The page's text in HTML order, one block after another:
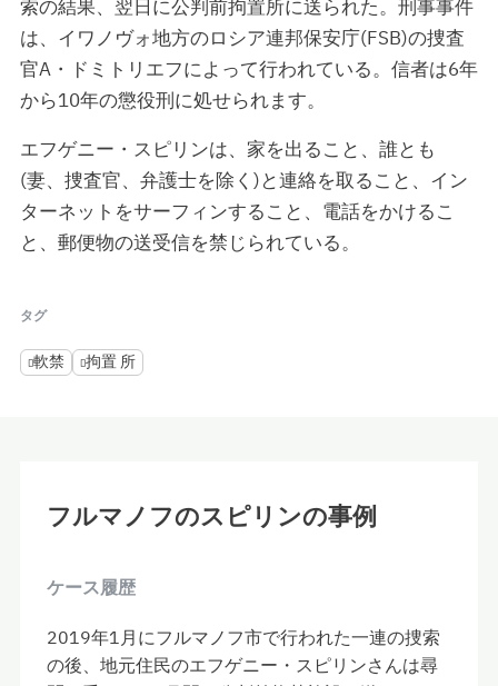
索の結果、翌日に公判前拘置所に送られた。刑事事件
は、イワノヴォ地方のロシア連邦保安庁(FSB)の捜査
官A・ドミトリエフによって行われている。信者は6年
から10年の懲役刑に処せられます。
エフゲニー・スピリンは、家を出ること、誰とも
(妻、捜査官、弁護士を除く)と連絡を取ること、イン
ターネットをサーフィンすること、電話をかけるこ
と、郵便物の送受信を禁じられている。
タグ
軟禁 拘置 所
フルマノフのスピリンの事例
ケース履歴
2019年1月にフルマノフ市で行われた一連の捜索
の後、地元住民のエフゲニー・スピリンさんは尋